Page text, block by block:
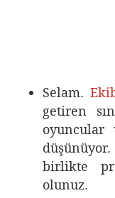
Selam.
getiren
birlikte
olunuz.